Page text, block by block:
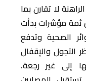
لا تقارن بما
ثمة مؤشرات بدأت
الصحية وتدفع
التجول والإقفال
إلى غير رجعة.